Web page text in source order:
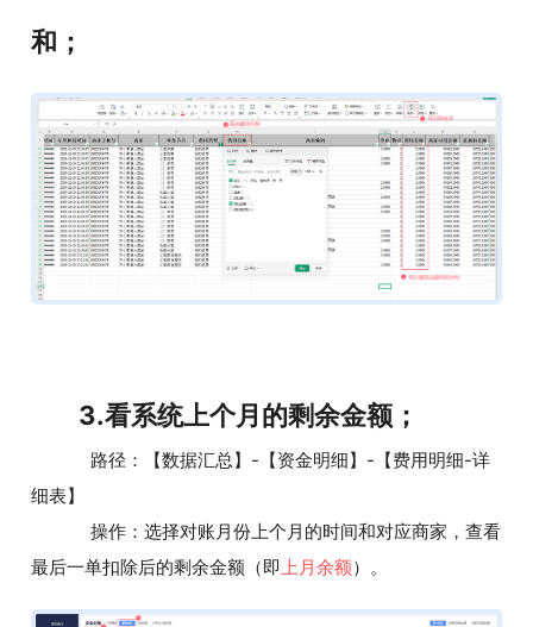
和；
3.看系统上个月的剩余金额；
路径：【数据汇总】-【资金明细】-【费用明细-详
细表】
操作：选择对账月份上个月的时间和对应商家，查看
最后一单扣除后的剩余金额（即 上月余额）。